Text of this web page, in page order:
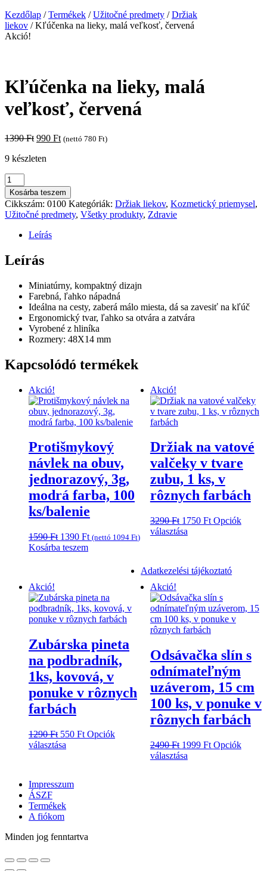
Kezdőlap /Termékek /Užitočné predmety /Držiak
liekov / Kľúčenka na lieky, malá veľkosť, červená
Akció!
Kľúčenka na lieky, malá
veľkosť, červená
1390Ft Original
was:
990 FtCurrent
(nettó 780 Ft)
9 készleten
Kľúčenka
na
lieky,
malá
veľkosť,
červená
mennyiség
Kosárba teszem
Cikkszám: 0100 Kategóriák: Držiak liekov, Kozmetický priemysel,
Užitočné predmety, Všetky produkty, Zdravie
Leírás
Leírás
Miniatúrny, kompaktný dizajn
Farebná, ľahko nápadná
Ideálna na cesty, zaberá málo miesta, dá sa zavesiť na kľúč
Ergonomický tvar, ľahko sa otvára a zatvára
Vyrobené z hliníka
Rozmery: 48X14 mm
Kapcsolódó termékek
Akció!
Protišmykový
návlek na obuv,
jednorazový, 3g,
modrá farba, 100
ks/balenie
1590Ft Original
price
1390 FtCurrent
(nettó 1094 Ft)
Kosárba teszem
Akció!
Držiak na vatové
valčeky v tvare
zubu, 1 ks, v
rôznych farbách
3290Ft Original
price
1750 FtCurrent
Opciók
választásaEnnek
variációja
A
változatok
a
termékoldalon
Akció!
Zubárska pineta
na podbradník,
1ks, kovová, v
ponuke v rôznych
farbách
1290Ft Original
price
550 FtCurrent
Opciók
választása
variációja
A
termékoldalon
Akció!
Odsávačka slín s
odnímateľným
uzáverom, 15 cm
100 ks, v ponuke v
rôznych farbách
2490Ft Original
price
1999 FtCurrent
Opciók
választásaEnnek
Adatkezelési tájékoztató
Impresszum
ÁSZF
Termékek
A fiókom
Minden jog fenntartva